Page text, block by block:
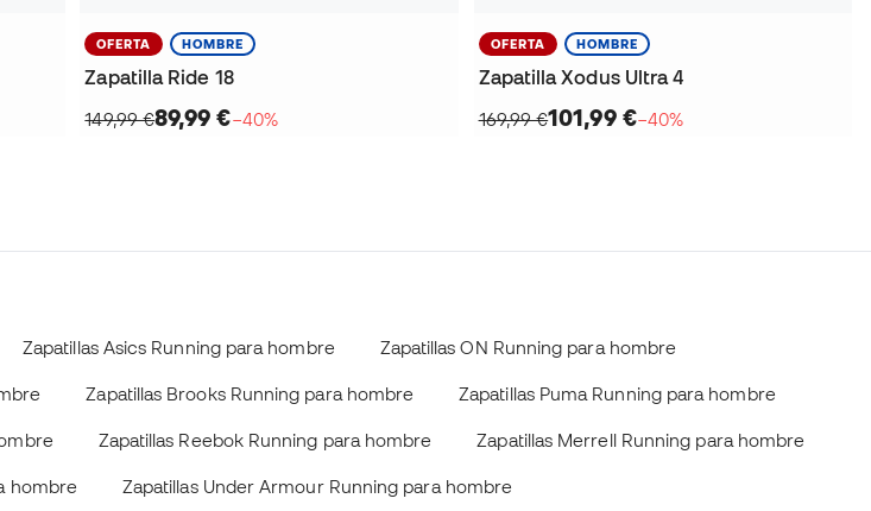
OFERTA HOMBRE
Zapatilla Ride 18
149,99 €89,99 €−40%
OFERTA HOMBRE
Zapatilla Xodus Ultra 4
169,99 €101,99 €−40%
Zapatillas Asics Running para hombre Zapatillas ON Running para hombre
Zapatillas Brooks Running para hombre Zapatillas Puma Running para hombre
Zapatillas Reebok Running para hombre Zapatillas Merrell Running para hombre
hombre Zapatillas Under Armour Running para hombre